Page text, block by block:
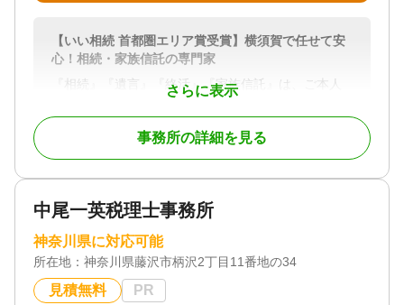
のであり、常にお客様の成功に貢献することを使命
としています。
/ 戸籍収集 / 相続人調査 / 生前贈与（不動産名義変
更）
対応体制
電話相談可 / 土日相談可 / 初回相談無料 / 18時以降相
談可 / 事務所面談可
さらに表示
【いい相続 首都圏エリア賞受賞】横須賀で任せて安
心！相続・家族信託の専門家
『相続』『遺言』『終活』『家族信託』は、ご本人
様だけでなく、ご家族の方々の幸せな人生に大きな
影響を与えるとても大切なものです。
私共の事務所では、ご依頼人様が一生をかけて築
いた大切な財産や、ご先祖様から受け継がれてきた
資産を、最も良い形でご家族に受け継いでいただく
大切なご家族の絆を守ること、ご依頼人様の想いを
ております。そして、ご依頼人様やご家族の方々の
生活や老後の不安を、できる限り解消することで、
ご依頼人様に安心と満足をお届けし、悔いのない人
生を全うしていただきたいという思いで仕事に取り
事務所の詳細を見る
中尾一英税理士事務所
神奈川県に対応可能
所在地： 神奈川県藤沢市柄沢2丁目11番地の34
見積無料 PR